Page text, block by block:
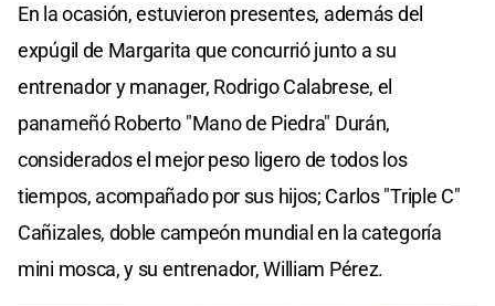
En la ocasión, estuvieron presentes, además del
expúgil de Margarita que concurrió junto a su
entrenador y manager, Rodrigo Calabrese, el
panameñó Roberto "Mano de Piedra" Durán,
considerados el mejor peso ligero de todos los
tiempos, acompañado por sus hijos; Carlos "Triple C"
Cañizales, doble campeón mundial en la categoría
mini mosca, y su entrenador, William Pérez.